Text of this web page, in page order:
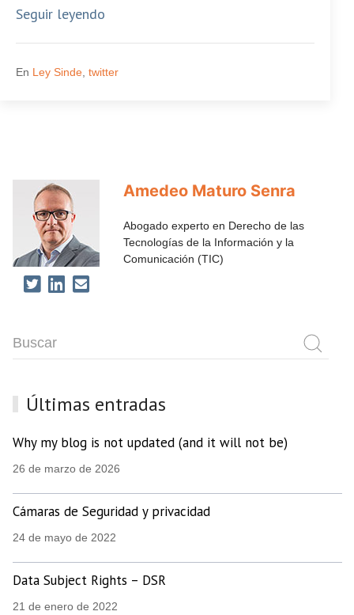
Seguir leyendo
En Ley Sinde twitter
Amedeo Maturo Senra
Abogado experto en Derecho de las
Tecnologías de la Información y la
Comunicación (TIC)
Últimas entradas
Why my blog is not updated (and it will not be)
26 de marzo de 2026
Cámaras de Seguridad y privacidad
24 de mayo de 2022
Data Subject Rights – DSR
21 de enero de 2022